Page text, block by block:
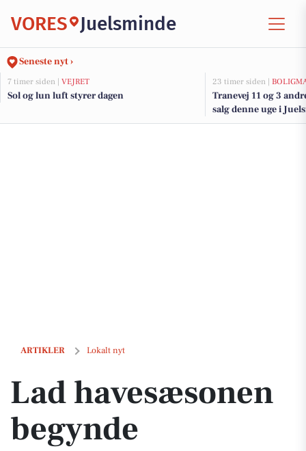
VORES Juelsminde
Seneste nyt ›
7 timer siden | VEJRET
Sol og lun luft styrer dagen
23 timer siden |
Tranevej 11 og 3
salg denne uge i
her.
ARTIKLER Lokalt nyt
Lad havesæsonen begynde
Lad havesæsonen
begynde